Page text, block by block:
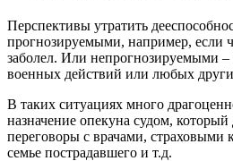
Перспективы утратить
прогнозируемыми, например, если
заболел. Или непрогнозируемыми –
военных действий или любых
В таких ситуациях много
назначение опекуна судом, который
переговоры с врачами, страховыми
семье пострадавшего и т.д.